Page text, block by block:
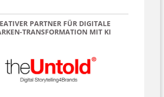
PARTNER FÜR DIGITALE
TRANSFORMATION MIT KI